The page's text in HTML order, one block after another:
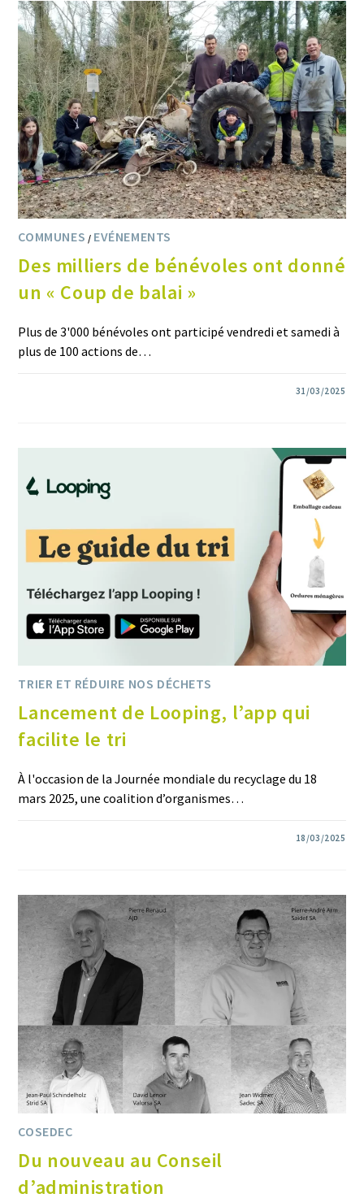
COMMUNES / EVÉNEMENTS
Des milliers de bénévoles ont donné
un « Coup de balai »
Plus de 3'000 bénévoles ont participé vendredi et samedi à
plus de 100 actions de…
31/03/2025
TRIER ET RÉDUIRE NOS DÉCHETS
Lancement de Looping, l’app qui
facilite le tri
À l'occasion de la Journée mondiale du recyclage du 18
mars 2025, une coalition d’organismes…
18/03/2025
COSEDEC
Du nouveau au Conseil
d’administration